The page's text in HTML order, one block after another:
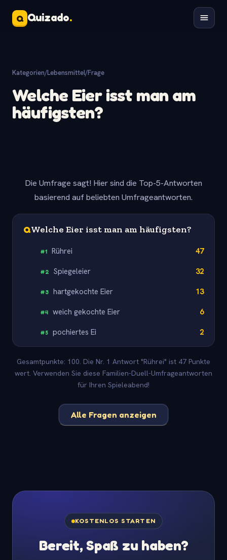
Q Quizado.
Kategorien/Lebensmittel/Frage
Welche Eier isst man am
häufigsten?
Die Umfrage sagt! Hier sind die Top-5-Antworten
basierend auf beliebten Umfrageantworten.
QWelche Eier isst man am häufigsten?
#1 Rührei 47
#2 Spiegeleier 32
#3 hartgekochte Eier 13
#4 weich gekochte Eier 6
#5 pochiertes Ei 2
Gesamtpunkte: 100. Die Nr. 1 Antwort "Rührei" ist 47 Punkte
wert. Verwenden Sie diese Familien-Duell-Umfrageantworten
für Ihren Spieleabend!
Alle Fragen anzeigen
KOSTENLOS STARTEN
Bereit, Spaß zu haben?